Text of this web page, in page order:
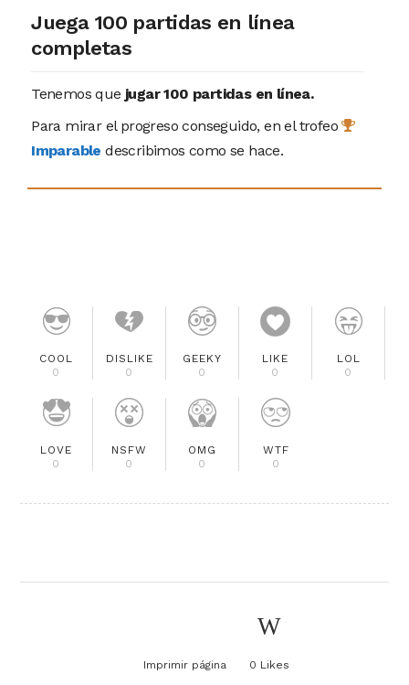
Juega 100 partidas en línea
completas
Tenemos que jugar 100 partidas en línea.
Para mirar el progreso conseguido, en el trofeo
Imparable describimos como se hace.
COOL
0
DISLIKE
0
GEEKY
0
LIKE
0
LOL
0
LOVE
0
NSFW
0
OMG
0
WTF
0
Imprimir página 0 Likes